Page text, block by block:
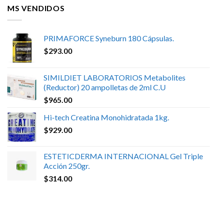
MS VENDIDOS
PRIMAFORCE Syneburn 180 Cápsulas.
$293.00
SIMILDIET LABORATORIOS Metabolites
(Reductor) 20 ampolletas de 2ml C.U
$965.00
Hi-tech Creatina Monohidratada 1kg.
$929.00
ESTETICDERMA INTERNACIONAL Gel Triple
Acción 250gr.
$314.00